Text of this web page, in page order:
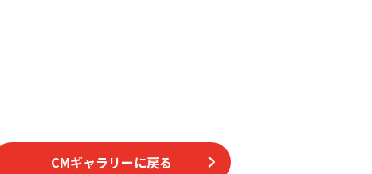
CMギャラリーに戻る